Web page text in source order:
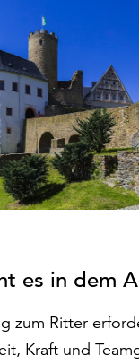
es in dem
zum Ritter
Kraft und